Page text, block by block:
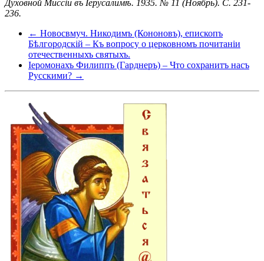
Духовной Миссіи въ Іерусалимѣ. 1935. № 11 (Ноябрь). С. 231-
236.
← Новосвмуч. Никодимъ (Кононовъ), епископъ
Бѣлгородскій – Къ вопросу о церковномъ почитаніи
отечественныхъ святыхъ.
Іеромонахъ Филиппъ (Гарднеръ) – Что сохранитъ насъ
Русскими? →